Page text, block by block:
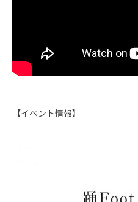
【イベント情報】